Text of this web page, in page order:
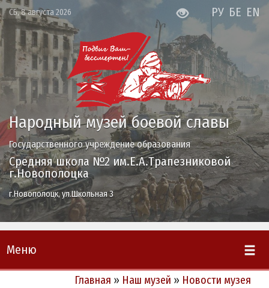
СБ, 8 августа 2026 РУ БЕ EN
Народный музей боевой славы
Государственного учреждение образования
Средняя школа №2 им.Е.А.Трапезниковой
г.Новополоцка
г.Новополоцк, ул.Школьная 3
Меню
Главная » Наш музей » Новости музея